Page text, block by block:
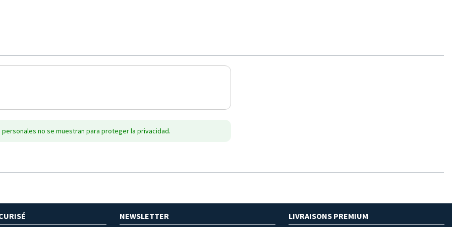
no se muestran para proteger la privacidad.
NEWSLETTER LIVRAISONS PREMIUM